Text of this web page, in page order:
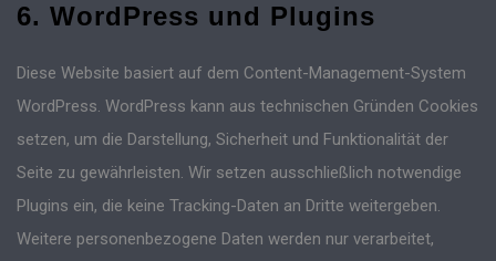
6. WordPress und Plugins
Diese Website basiert auf dem Content-Management-System
WordPress. WordPress kann aus technischen Gründen Cookies
setzen, um die Darstellung, Sicherheit und Funktionalität der
Seite zu gewährleisten. Wir setzen ausschließlich notwendige
Plugins ein, die keine Tracking-Daten an Dritte weitergeben.
Weitere personenbezogene Daten werden nur verarbeitet,